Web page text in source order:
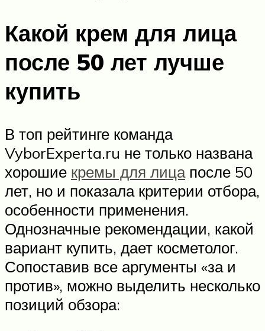
Какой крем для лица
после 50 лет лучше
купить
В топ рейтинге команда
VyborExperta.ru не только названа
хорошие кремы для лицапосле 50
лет, но и показала критерии отбора,
особенности применения.
Однозначные рекомендации, какой
вариант купить, дает косметолог.
Сопоставив все аргументы «за и
против», можно выделить несколько
позиций обзора: